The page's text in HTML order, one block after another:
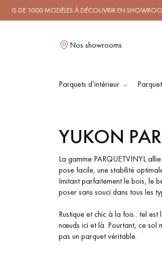
MODÈLES À DÉCOUVRIR EN
Nos showrooms
Parquets d’intérieur
ACCESSOIRES
YUKON
La gamme PARQUETVINYL
pose facile, une stabilité
Imitant parfaitement le bois, le
poser sans souci dans tous les
Rustique et chic à la fois : tel
nœuds ici et là. Pourtant, ce sol
pas un parquet véritable.